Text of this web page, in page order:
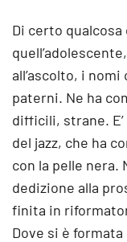
Di certo
all’ascolto, i
paterni. Ne ha
difficili, strane.
del jazz, che ha
con la pelle nera.
dedizione alla
finita in
Dove si è